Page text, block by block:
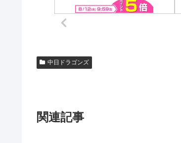
中日ドラゴンズ
関連記事